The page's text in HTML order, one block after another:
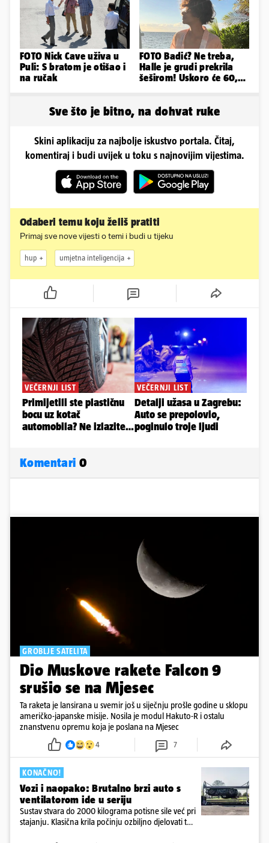
FOTO Nick Cave uživa u
Puli: S bratom je otišao i
na ručak
FOTO Badić? Ne treba,
Halle je grudi prekrila
šeširom! Uskoro će 60,
Sve što je bitno, na dohvat ruke
Skini aplikaciju za najbolje iskustvo portala. Čitaj,
komentiraj i budi uvijek u toku s najnovijim vijestima.
Odaberi temu koju želiš pratiti
Primaj sve nove vijesti o temi i budi u tijeku
hup umjetna inteligencija
Komentari 0
GROBLJE SATELITA
Dio Muskove rakete Falcon 9
srušio se na Mjesec
Ta raketa je lansirana u svemir još u siječnju prošle godine u sklopu
američko-japanske misije. Nosila je modul Hakuto-R i ostalu
znanstvenu opremu koja je poslana na Mjesec
4 7
KONAČNO!
Vozi i naopako: Brutalno brzi auto s
ventilatorom ide u seriju
Sustav stvara do 2000 kilograma potisne sile već pri
stajanju. Klasična krila počinju ozbiljno djelovati tek